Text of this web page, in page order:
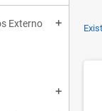
Externo add
add